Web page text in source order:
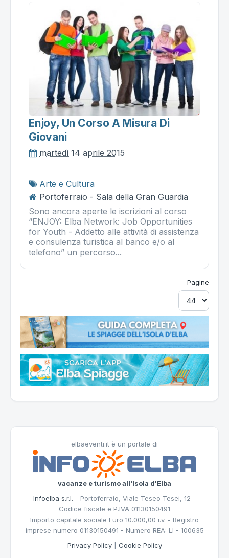
Enjoy, Un Corso A Misura Di
Giovani
martedì 14 aprile 2015
Arte e Cultura
Portoferraio - Sala della Gran Guardia
Sono ancora aperte le iscrizioni al corso
“ENJOY: Elba Network: Job Opportunities
for Youth - Addetto alle attività di assistenza
e consulenza turistica al banco e/o al
telefono” un percorso...
Pagine
elbaeventi.it è un portale di
vacanze e turismo all'Isola d'Elba
Infoelba s.r.l. - Portoferraio, Viale Teseo Tesei, 12 -
Codice fiscale e P.IVA 01130150491
Importo capitale sociale Euro 10.000,00 i.v. - Registro
imprese numero 01130150491 - Numero REA: LI - 100635
Privacy Policy| Cookie Policy